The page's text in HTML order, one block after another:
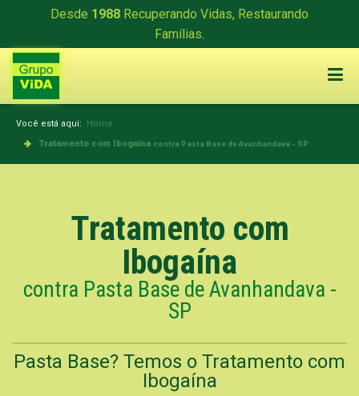
Desde 1988 Recuperando Vidas, Restaurando
Famílias.
Você está aqui: Home
Tratamento com Ibogaína contra Pasta Base de Avanhandava - SP
Tratamento com
Ibogaína
contra Pasta Base de Avanhandava -
SP
Pasta Base? Temos o Tratamento com
Ibogaína